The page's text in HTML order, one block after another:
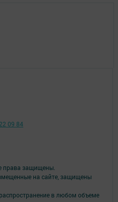
права защищены.
на сайте, защищены
в любом объеме
09 84